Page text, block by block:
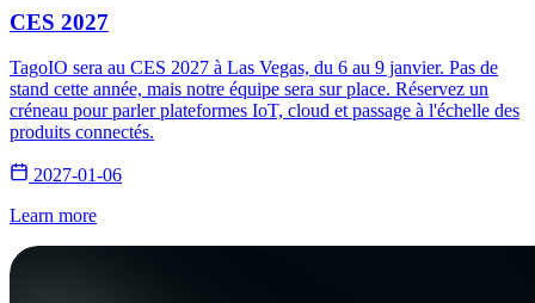
CES 2027
TagoIO sera au CES 2027 à Las Vegas, du 6 au 9 janvier. Pas de
stand cette année, mais notre équipe sera sur place. Réservez un
créneau pour parler plateformes IoT, cloud et passage à l'échelle des
produits connectés.
2027-01-06
Learn more